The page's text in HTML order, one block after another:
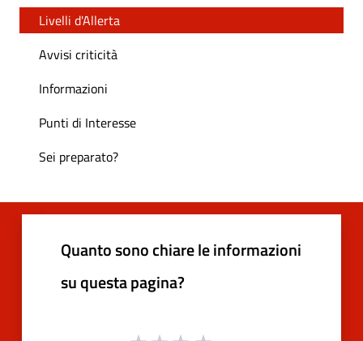
Livelli d'Allerta
Avvisi criticità
Informazioni
Punti di Interesse
Sei preparato?
Quanto sono chiare le informazioni
su questa pagina?